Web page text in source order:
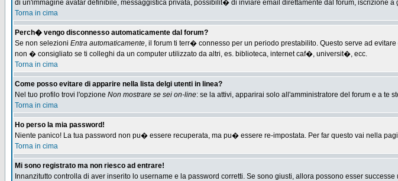
di un'immagine avatar definibile, messaggistica privata, possibilit� di inviare email direttamente dal forum, iscrizione
Torna in cima
Perch� vengo disconnesso automaticamente dal forum?
Se non selezioni Entra automaticamente, il forum ti terr� connesso per un periodo prestabilito. Questo serve ad
non � consigliato se ti colleghi da un computer utilizzato da altri, es. biblioteca, internet caf�, universit�, ecc.
Torna in cima
Come posso evitare di apparire nella lista delgi utenti in linea?
Nel tuo profilo trovi l'opzione Non mostrare se sei on-line: se la attivi, apparirai solo all'amministratore del forum e a te
Torna in cima
Ho perso la mia password!
Niente panico! La tua password non pu� essere recuperata, ma pu� essere re-impostata. Per far questo vai nella
Torna in cima
Mi sono registrato ma non riesco ad entrare!
Innanzitutto controlla di aver inserito lo username e la password corretti. Se sono giusti, allora possono esser